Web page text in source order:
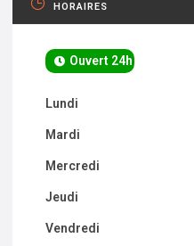
HORAIRES
Ouvert 24h
Lundi
Mardi
Mercredi
Jeudi
Vendredi